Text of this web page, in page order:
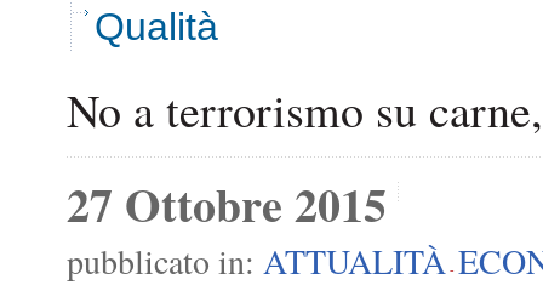
Qualità
No a terrorismo su
27 Ottobre 2015
pubblicato in: ATTUALITÀ -